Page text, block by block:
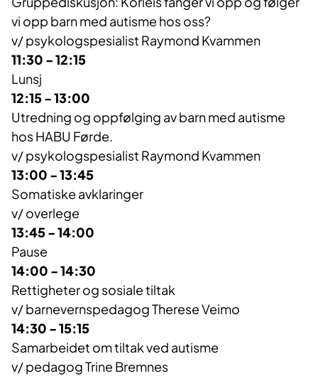
vi opp barn med autisme hos oss?
v/ psykologspesialist Raymond Kvammen
11:30 - 12:15
Lunsj
12:15 - 13:00
Utredning og oppfølging av barn med autisme
hos HABU Førde.
v/ psykologspesialist Raymond Kvammen
13:00 - 13:45
Somatiske avklaringer
v/ overlege
13:45 - 14:00
Pause
14:00 - 14:30
Rettigheter og sosiale tiltak
v/ barnevernspedagog Therese Veimo
14:30 - 15:15
Samarbeidet om tiltak ved autisme
v/ pedagog Trine Bremnes